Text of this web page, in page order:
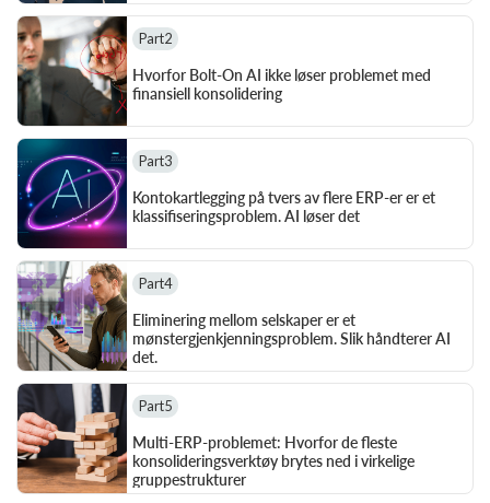
Part2
Hvorfor Bolt-On AI ikke løser problemet med
finansiell konsolidering
Part3
Kontokartlegging på tvers av flere ERP-er er et
klassifiseringsproblem. AI løser det
Part4
Eliminering mellom selskaper er et
mønstergjenkjenningsproblem. Slik håndterer AI
det.
Part5
Multi-ERP-problemet: Hvorfor de fleste
konsolideringsverktøy brytes ned i virkelige
gruppestrukturer